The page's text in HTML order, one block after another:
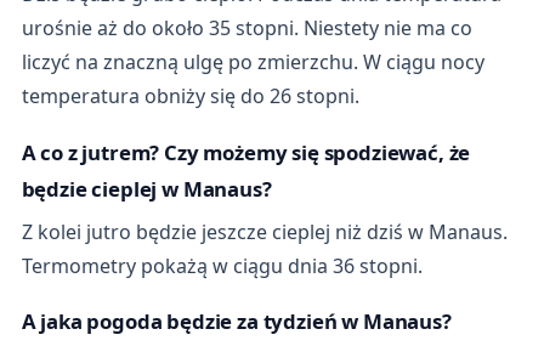
urośnie aż do około 35 stopni. Niestety nie ma co
liczyć na znaczną ulgę po zmierzchu. W ciągu nocy
temperatura obniży się do 26 stopni.
A co z jutrem? Czy możemy się spodziewać, że
będzie cieplej w Manaus?
Z kolei jutro będzie jeszcze cieplej niż dziś w Manaus.
Termometry pokażą w ciągu dnia 36 stopni.
A jaka pogoda będzie za tydzień w Manaus?